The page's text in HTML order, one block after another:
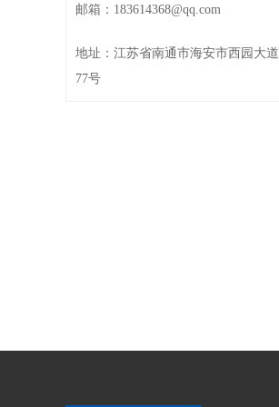
邮箱：183614368@qq.com
地址：江苏省南通市海安市西园大道
77号